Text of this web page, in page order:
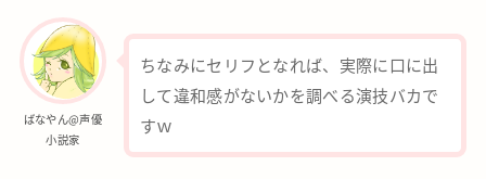
ばなやん@声優
小説家
ちなみにセリフとなれば、実際に口に出
して違和感がないかを調べる演技バカで
すｗ